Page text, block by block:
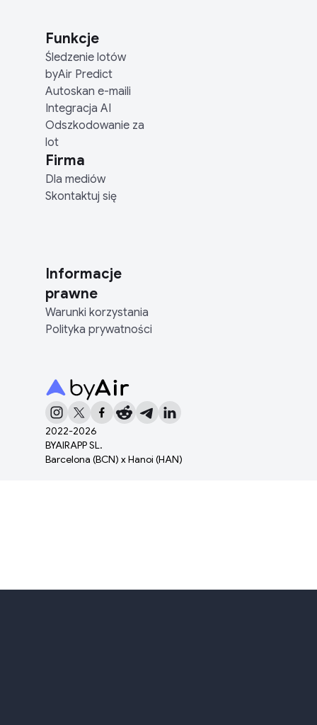
2022-2026
BYAIRAPP SL.
Barcelona (BCN) x Hanoi (HAN)
Funkcje
Śledzenie lotów
byAir Predict
Autoskan e-maili
Integracja AI
Odszkodowanie za
lot
Firma
Dla mediów
Skontaktuj się
Informacje
prawne
Warunki korzystania
Polityka prywatności